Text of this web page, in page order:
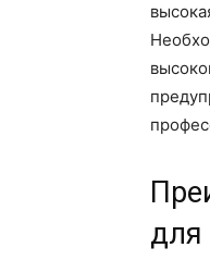
для